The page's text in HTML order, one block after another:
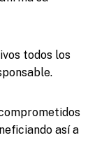
todos los
así a